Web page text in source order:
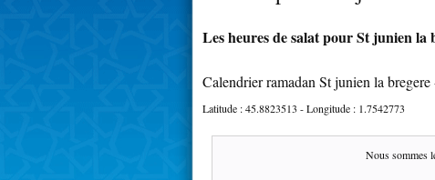
Les heures de salat pour St junien la
Calendrier ramadan St junien la
Latitude :45.8823513 - Longitude : 1.7542773
Nous sommes